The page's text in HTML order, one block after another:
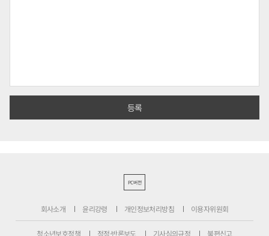
PC버전
회사소개 윤리강령 개인정보처리방침 이용자위원회
청소년보호정책 정정·반론보도 기사심의규정 불편신고